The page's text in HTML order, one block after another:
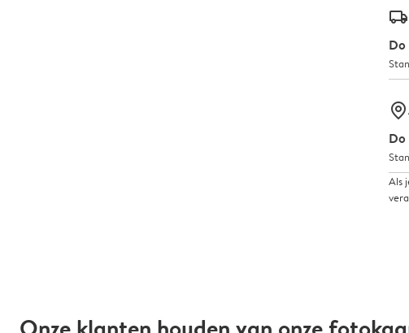
delivery_standard_v2
Do
marker-pin
Do
Als